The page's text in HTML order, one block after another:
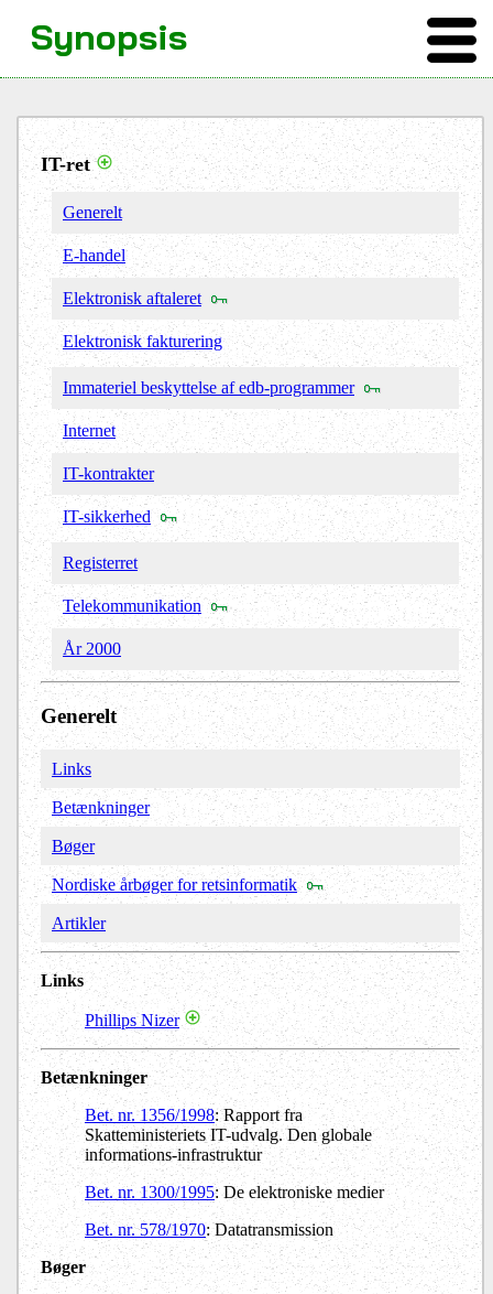
IT-ret
Generelt
E-handel
Elektronisk aftaleret
Elektronisk fakturering
Immateriel beskyttelse af edb-programmer
Internet
IT-kontrakter
IT-sikkerhed
Registerret
Telekommunikation
År 2000
Generelt
Links
Betænkninger
Bøger
Nordiske årbøger for retsinformatik
Artikler
Links
Phillips Nizer
Betænkninger
Bet. nr. 1356/1998: Rapport fra
Skatteministeriets IT-udvalg. Den globale
informations-infrastruktur
Bet. nr. 1300/1995: De elektroniske medier
Bet. nr. 578/1970: Datatransmission
Bøger
Synopsis